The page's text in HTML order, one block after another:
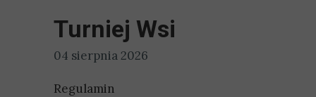
Turniej Wsi
04 sierpnia 2026
Regulamin